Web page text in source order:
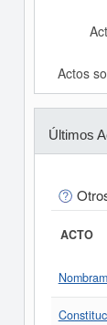
Actos
Últimos
ACTO